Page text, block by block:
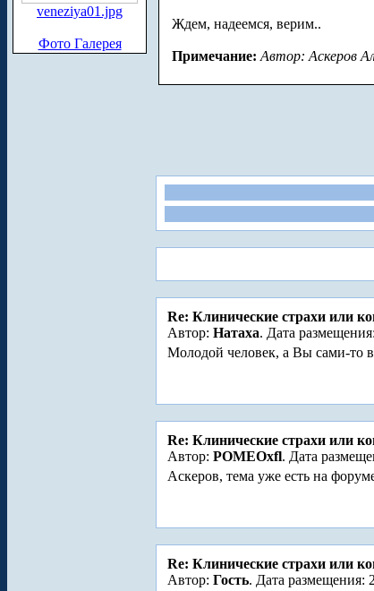
veneziya01.jpg
Фото Галерея
Ждем, надеемся, верим..
Примечание: Автор: Аскеров
Re: Клинические страхи или
Автор: Натаха. Дата
Молодой человек, а Вы сами-то
Re: Клинические страхи или
Автор: POMEOxfl. Дата
Аскеров, тема уже есть на
Re: Клинические страхи или
Автор: Гость. Дата размещения: